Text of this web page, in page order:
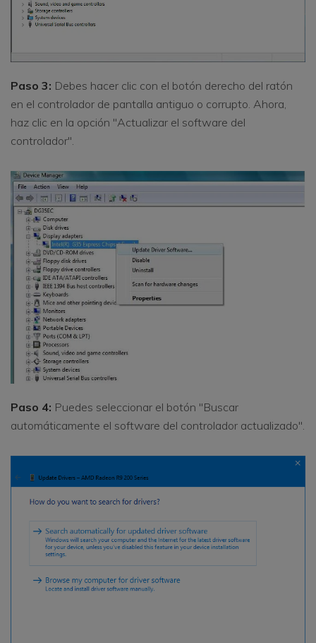
Paso 3: Debes hacer clic con el botón derecho del ratón
en el controlador de pantalla antiguo o corrupto. Ahora,
haz clic en la opción "Actualizar el software del
controlador".
Paso 4: Puedes seleccionar el botón "Buscar
automáticamente el software del controlador actualizado".